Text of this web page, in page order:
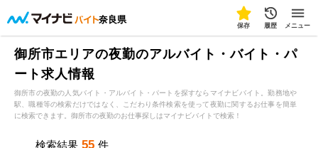
奈良県
保存 履歴 メニュー
御所市エリアの夜勤のアルバイト・バイト・パ
ート求人情報
御所市の夜勤の人気バイト・アルバイト・パートを探すならマイナビバイト。勤務地や
駅、職種等の検索だけではなく、こだわり条件検索を使って夜勤に関するお仕事を簡単
に検索できます。御所市の夜勤のお仕事探しはマイナビバイトで検索！
検索結果 55 件